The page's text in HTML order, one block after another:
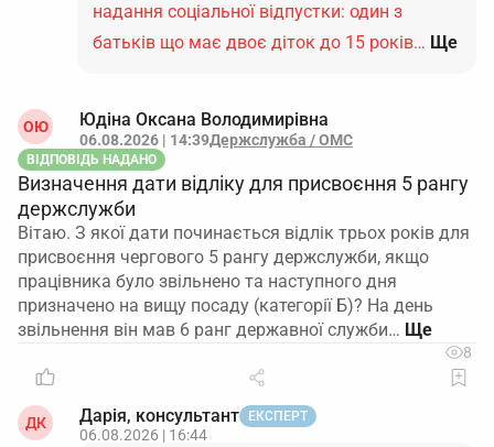
надання соціальної відпустки: один з
батьків що має двоє діток до 15 років… Ще
ОЮ Юдіна Оксана Володимирівна
06.08.2026 | 14:39Держслужба / ОМС
ВІДПОВІДЬ НАДАНО
Визначення дати відліку для присвоєння 5 рангу
держслужби
Вітаю. З якої дати починається відлік трьох років для
присвоєння чергового 5 рангу держслужби, якщо
працівника було звільнено та наступного дня
призначено на вищу посаду (категорії Б)? На день
звільнення він мав 6 ранг державної служби…
8
ДК Дарія, консультант ЕКСПЕРТ
06.08.2026 | 16:44